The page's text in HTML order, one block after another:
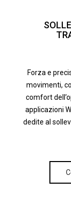
Forza e
movimenti,
comfort
applicazioni
dedite al